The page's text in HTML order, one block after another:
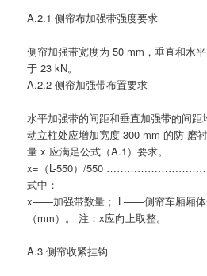
A.2.1 侧帘布加强带强度要求
侧帘加强带宽度为 50 mm，垂直和水
于 23 kN。
A.2.2 侧帘加强带布置要求
水平加强带的间距和垂直加强带的间
动立柱处应增加宽度 300 mm 的防 磨
量 x 应满足公式（A.1）要求。
x=（L-550）/550
式中：
x——加强带数量； L——侧帘车厢厢体
（mm）。 注：x应向上取整。
A.3 侧帘收紧挂钩